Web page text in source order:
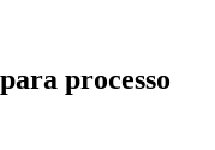
processo